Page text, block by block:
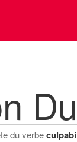
du verbe